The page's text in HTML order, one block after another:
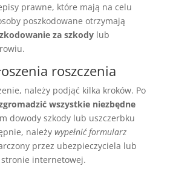
prawne, które mają na celu
poszkodowane otrzymają
za szkodylub
roszczenia
należy podjąć kilka kroków. Po
wszystkie niezbędne
dowody szkody lub uszczerbku
należy wypełnić formularz
przez ubezpieczyciela lub
internetowej.